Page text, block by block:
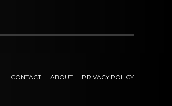
CONTACT ABOUT PRIVACY POLICY